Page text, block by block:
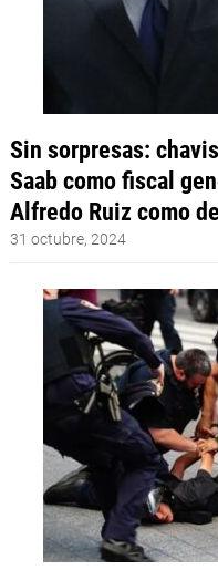
Sin sorpresas:
Saab como fiscal
Alfredo Ruiz como
31 octubre, 2024